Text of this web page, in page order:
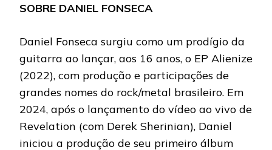
SOBRE DANIEL FONSECA
Daniel Fonseca surgiu como um prodígio da
guitarra ao lançar, aos 16 anos, o EP Alienize
(2022), com produção e participações de
grandes nomes do rock/metal brasileiro. Em
2024, após o lançamento do vídeo ao vivo de
Revelation (com Derek Sherinian), Daniel
iniciou a produção de seu primeiro álbum